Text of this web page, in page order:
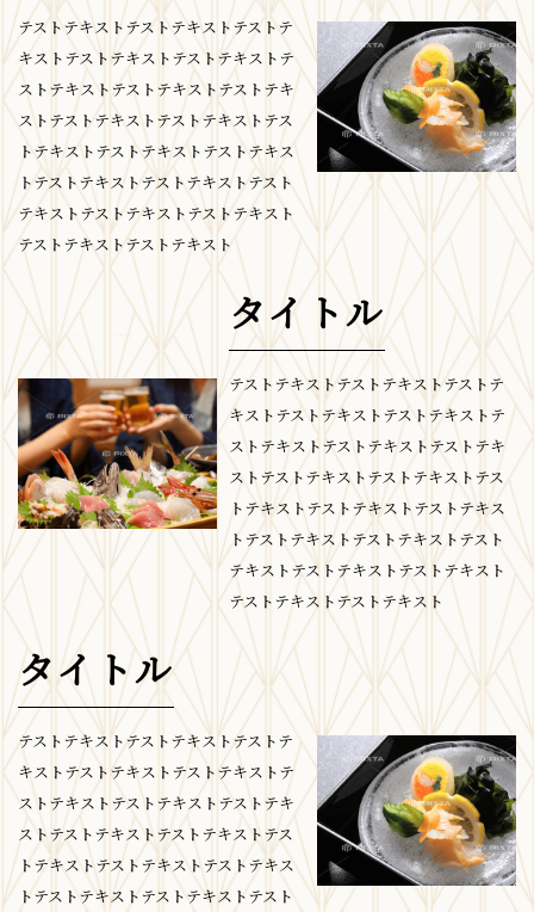
テストテキストテストテキストテストテ
キストテストテキストテストテキストテ
ストテキストテストテキストテストテキ
ストテストテキストテストテキストテス
トテキストテストテキストテストテキス
トテストテキストテストテキストテスト
テキストテストテキストテストテキスト
テストテキストテストテキスト
タイトル
テストテキストテストテキストテストテ
キストテストテキストテストテキストテ
ストテキストテストテキストテストテキ
ストテストテキストテストテキストテス
トテキストテストテキストテストテキス
トテストテキストテストテキストテスト
テキストテストテキストテストテキスト
テストテキストテストテキスト
タイトル
テストテキストテストテキストテストテ
キストテストテキストテストテキストテ
ストテキストテストテキストテストテキ
ストテストテキストテストテキストテス
トテキストテストテキストテストテキス
トテストテキストテストテキストテスト